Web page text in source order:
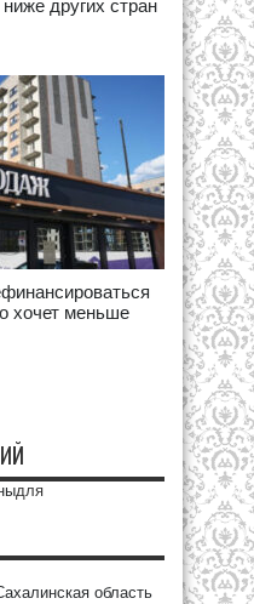
других стран
хочет меньше
для
область